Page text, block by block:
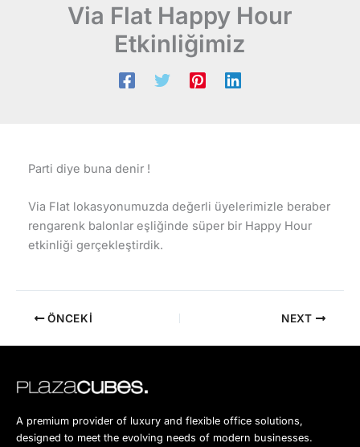
Via Flat Happy Hour
Etkinliğimiz
Parti diye buna denir !
Via Flat lokasyonumuzda değerli üyelerimizle beraber
rengarenk balonlar eşliğinde süper bir Happy Hour
etkinliği gerçekleştirdik.
ÖNCEKI NEXT
A premium provider of luxury and flexible office solutions,
designed to meet the evolving needs of modern businesses.